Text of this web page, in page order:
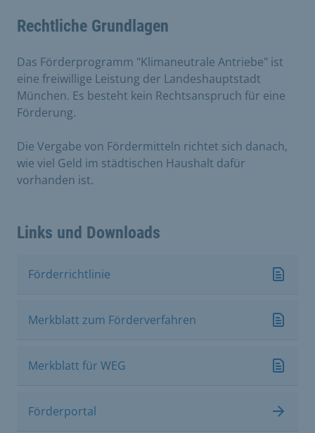
Rechtliche Grundlagen
Das Förderprogramm "Klimaneutrale Antriebe" ist
eine freiwillige Leistung der Landeshauptstadt
München. Es besteht kein Rechtsanspruch für eine
Förderung.
Die Vergabe von Fördermitteln richtet sich danach,
wie viel Geld im städtischen Haushalt dafür
vorhanden ist.
Links und Downloads
Förderrichtlinie
Merkblatt zum Förderverfahren
Merkblatt für WEG
Förderportal